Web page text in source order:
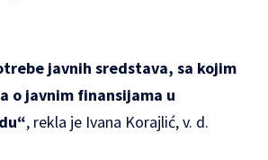
javnih sredstava, sa kojim
o javnim finansijama u
, rekla je Ivana Korajlić, v. d.